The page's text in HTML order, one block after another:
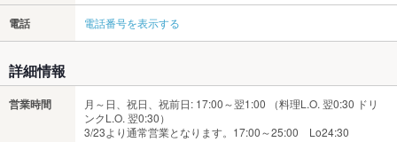
電話 電話番号を表示する
詳細情報
営業時間
月～日、祝日、祝前日: 17:00～翌1:00 （料理L.O. 翌0:30 ドリ
ンクL.O. 翌0:30）
3/23より通常営業となります。17:00～25:00 Lo24:30